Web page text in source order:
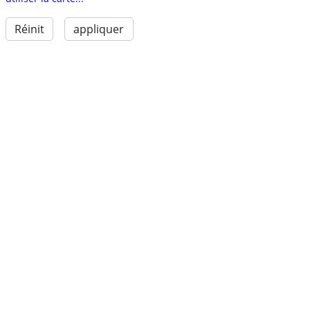
Réinit appliquer